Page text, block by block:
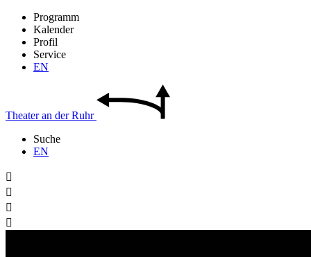
Programm
Kalender
Profil
Service
EN
Theateran derRuhr
Suche
EN



